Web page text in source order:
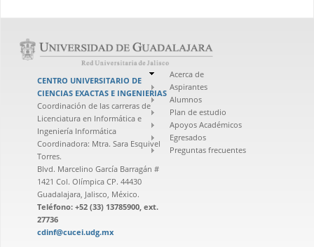
CENTRO UNIVERSITARIO DE
CIENCIAS EXACTAS E INGENIERIAS
Coordinación de las carreras de
Licenciatura en Informática e
Ingeniería Informática
Coordinadora: Mtra. Sara Esquivel
Torres.
Blvd. Marcelino García Barragán #
1421 Col. Olímpica CP. 44430
Guadalajara, Jalisco, México.
Teléfono: +52 (33) 13785900, ext.
27736
cdinf@cucei.udg.mx
Acerca de
Aspirantes
Alumnos
Plan de estudio
Apoyos Académicos
Egresados
Preguntas frecuentes